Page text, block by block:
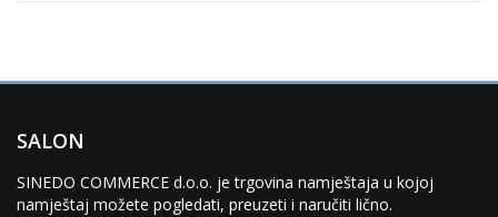
SALON
SINEDO COMMERCE d.o.o. je trgovina namještaja u kojoj
namještaj možete pogledati, preuzeti i naručiti lično.